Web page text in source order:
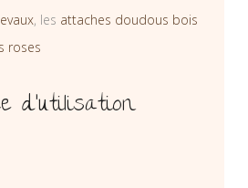
, les attaches doudous bois
roses
d’utilisation